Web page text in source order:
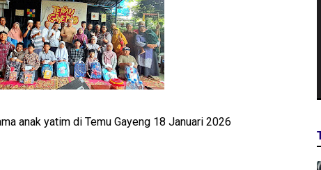
anak yatim di Temu Gayeng 18 Januari 2026